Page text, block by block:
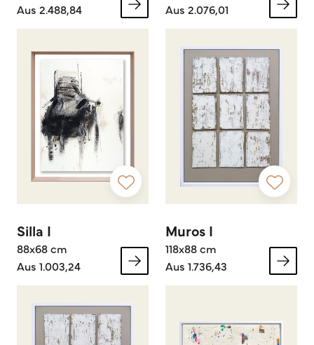
Aus 2.488,84
Aus 2.076,01
Silla I
88x68 cm
Aus 1.003,24
Muros I
118x88 cm
Aus 1.736,43